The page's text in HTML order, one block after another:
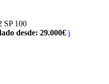
SP 100
desde: 29.000€ i